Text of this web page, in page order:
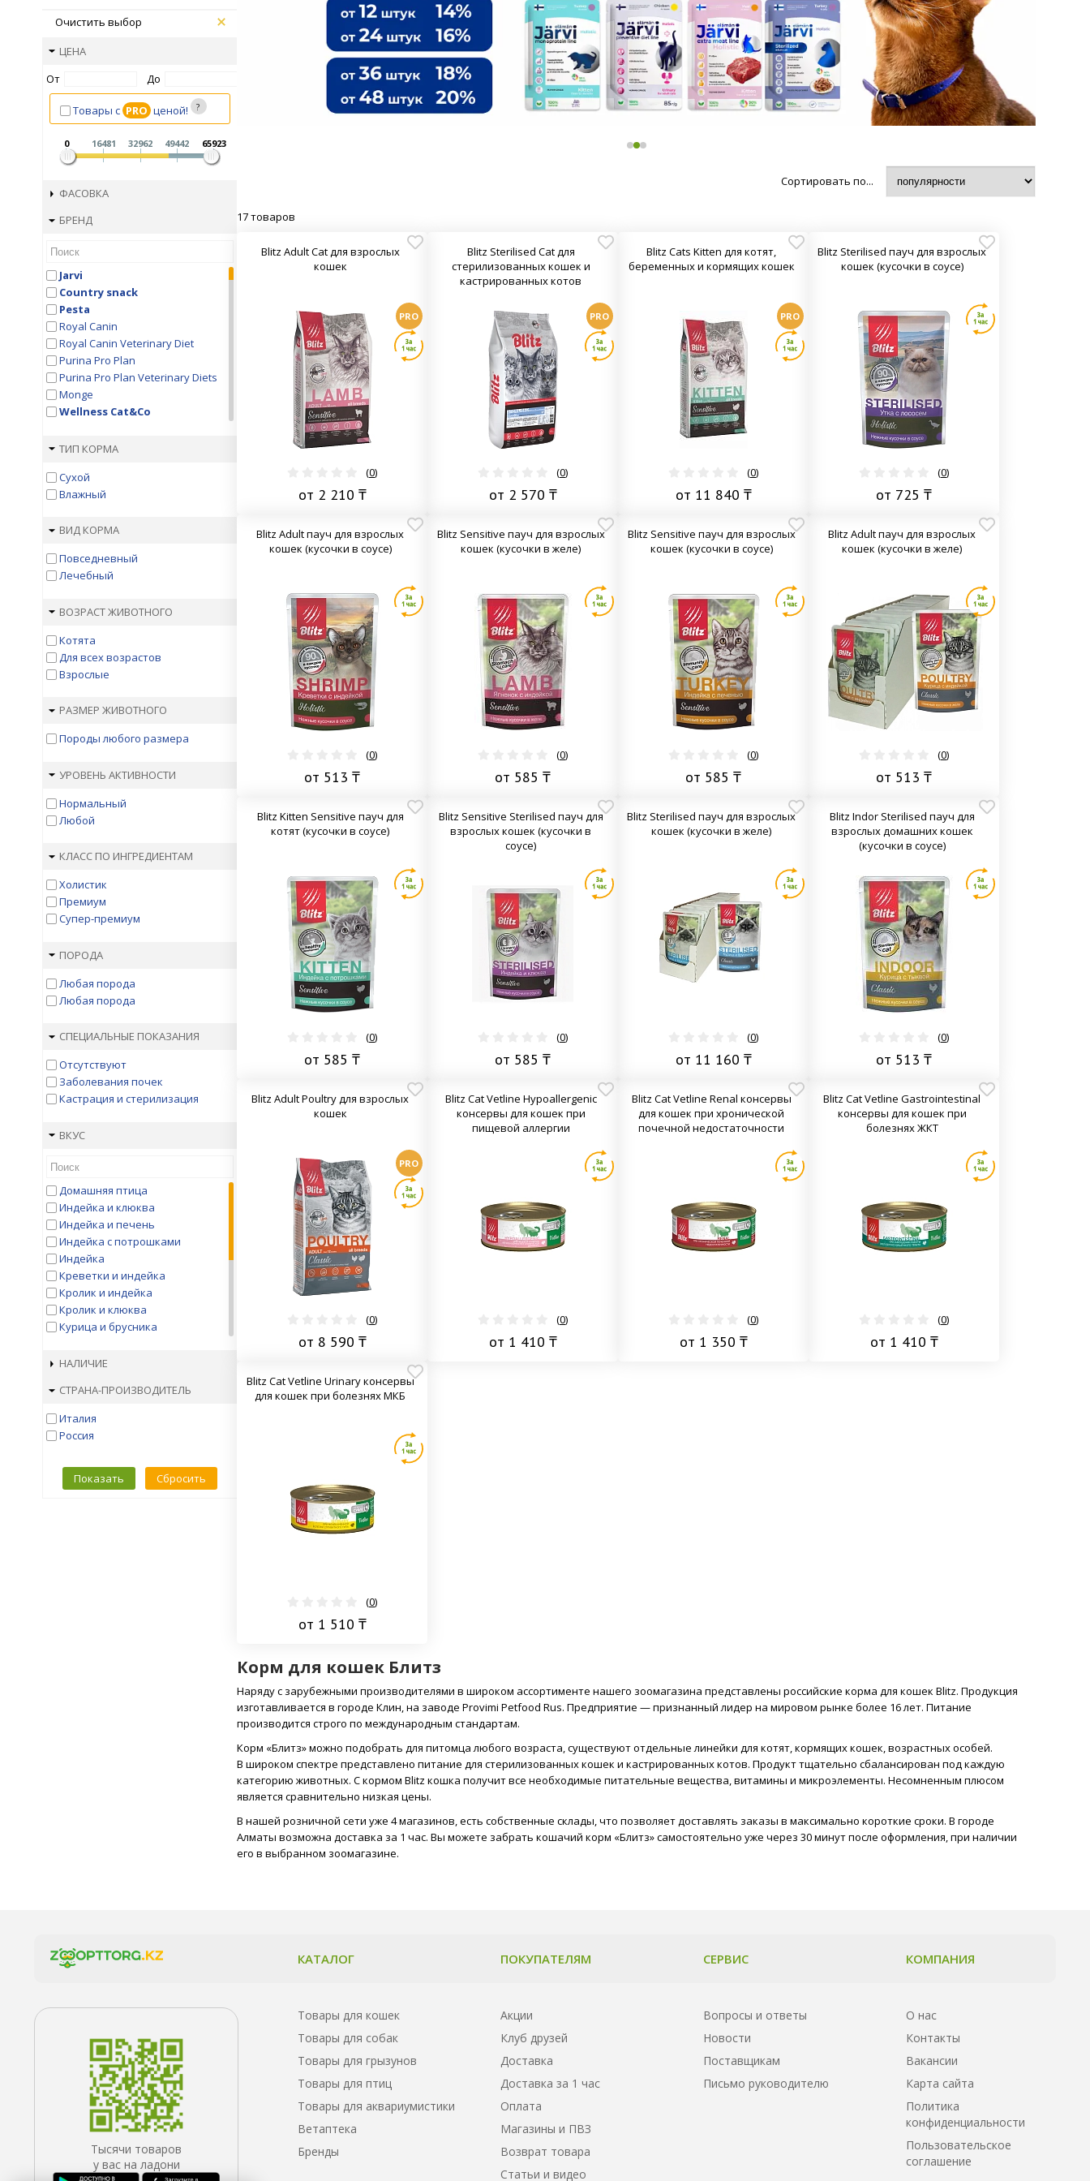
Очистить выбор
ЦЕНА
От
До
Товары с PRO ценой!
0 16481 32962 49442 65923
ФАСОВКА
БРЕНД
Jarvi
Country snaсk
Pesta
Royal Canin
Royal Canin Veterinary Diet
Purina Pro Plan
Purina Pro Plan Veterinary Diets
Monge
Wellness Cat&Co
Hill's Prescription Diet
Acana
AJO
Appetite
Banditos
Berkley
Bewi Cat
Bozita
Brit
Brooksfield
Buffet
Cat Chow
Darsi
Dr. Clauder's
EUKANUBA
Farmina N&D
Farmina Vet Life
Felix
Florida
FreshPet
Friskies
Gimcat
GO!
Grandorf
Happy Cat
Happy Cat (вет. корма)
Husse
KiS-KiS
Kitekat
Landor
Lechat
Leonardo
Matisse
ME-O
Mera
Mi-Mi
Molina
NAGOMI
Natura
Nature's Table
NOW
Васька
Гурмэ
Ем Без Проблем
Кошачье счастье
Мнямс
Наша Марка
Ночной охотник
Родные корма
Терра Кот
Фаворит
Четвероногий гурман
ТИП КОРМА
Сухой
Влажный
ВИД КОРМА
Повседневный
Лечебный
ВОЗРАСТ ЖИВОТНОГО
Котята
Для всех возрастов
Взрослые
РАЗМЕР ЖИВОТНОГО
Породы любого размера
УРОВЕНЬ АКТИВНОСТИ
Нормальный
Любой
КЛАСС ПО ИНГРЕДИЕНТАМ
Холистик
Премиум
Супер-премиум
ПОРОДА
Любая порода
Любая порода
СПЕЦИАЛЬНЫЕ ПОКАЗАНИЯ
Отсутствуют
Заболевания почек
Кастрация и стерилизация
ВКУС
Домашняя птица
Индейка и клюква
Индейка и печень
Индейка с потрошками
Индейка
Креветки и индейка
Кролик и индейка
Кролик и клюква
Курица и брусника
Курица и потрошки
Курица
Лосось, индейка
Перепелка и индейка
Ягненок
НАЛИЧИЕ
СТРАНА-ПРОИЗВОДИТЕЛЬ
Италия
Россия
Показать Сбросить
Сортировать по...
17 товаров
Blitz Adult Cat для взрослых
кошек
PRO
(0)
от 2 210 ₸
Blitz Sterilised Cat для
стерилизованных кошек и
кастрированных котов
PRO
(0)
от 2 570 ₸
Blitz Cats Kitten для котят,
беременных и кормящих кошек
PRO
(0)
от 11 840 ₸
Blitz Sterilised пауч для взрослых
кошек (кусочки в соусе)
(0)
от 725 ₸
Blitz Adult пауч для взрослых
кошек (кусочки в соусе)
(0)
от 513 ₸
Blitz Sensitive пауч для взрослых
кошек (кусочки в желе)
(0)
от 585 ₸
Blitz Sensitive пауч для взрослых
кошек (кусочки в соусе)
(0)
от 585 ₸
Blitz Adult пауч для взрослых
кошек (кусочки в желе)
(0)
от 513 ₸
Blitz Kitten Sensitive пауч для
котят (кусочки в соусе)
(0)
от 585 ₸
Blitz Sensitive Sterilised пауч для
взрослых кошек (кусочки в
соусе)
(0)
от 585 ₸
Blitz Sterilised пауч для взрослых
кошек (кусочки в желе)
(0)
от 11 160 ₸
Blitz Indor Sterilised пауч для
взрослых домашних кошек
(кусочки в соусе)
(0)
от 513 ₸
Blitz Adult Poultry для взрослых
кошек
PRO
(0)
от 8 590 ₸
Blitz Cat Vetline Hypoallergenic
консервы для кошек при
пищевой аллергии
(0)
от 1 410 ₸
Blitz Cat Vetline Renal консервы
для кошек при хронической
почечной недостаточности
(0)
от 1 350 ₸
Blitz Cat Vetline Gastrointestinal
консервы для кошек при
болезнях ЖКТ
(0)
от 1 410 ₸
Blitz Cat Vetline Urinary консервы
для кошек при болезнях МКБ
(0)
от 1 510 ₸
Корм для кошек Блитз
Наряду с зарубежными производителями в широком ассортименте нашего зоомагазина представлены российские корма для кошек Blitz. Продукция
изготавливается в городе Клин, на заводе Provimi Petfood Rus. Предприятие — признанный лидер на мировом рынке более 16 лет. Питание
производится строго по международным стандартам.
Корм «Блитз» можно подобрать для питомца любого возраста, существуют отдельные линейки для котят, кормящих кошек, возрастных особей.
В широком спектре представлено питание для стерилизованных кошек и кастрированных котов. Продукт тщательно сбалансирован под каждую
категорию животных. С кормом Blitz кошка получит все необходимые питательные вещества, витамины и микроэлементы. Несомненным плюсом
является сравнительно низкая цены.
В нашей розничной сети уже 4 магазинов, есть собственные склады, что позволяет доставлять заказы в максимально короткие сроки. В городе
Алматы возможна доставка за 1 час. Вы можете забрать кошачий корм «Блитз» самостоятельно уже через 30 минут после оформления, при наличии
его в выбранном зоомагазине.
Тысячи товаров
у вас на ладони
КАТАЛОГ
Товары для кошек
Товары для собак
Товары для грызунов
Товары для птиц
Товары для аквариумистики
Ветаптека
Бренды
ПОКУПАТЕЛЯМ
Акции
Клуб друзей
Доставка
Доставка за 1 час
Оплата
Магазины и ПВЗ
Возврат товара
Статьи и видео
СЕРВИС
Вопросы и ответы
Новости
Поставщикам
Письмо руководителю
КОМПАНИЯ
О нас
Контакты
Вакансии
Карта сайта
Политика
конфиденциальности
Пользовательское
соглашение